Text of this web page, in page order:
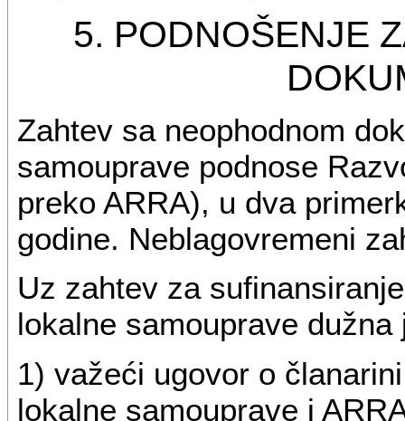
5. PODNOŠENJE
Zahtev sa neophodnom
samouprave podnose
preko ARRA), u dva
godine. Neblagovremeni
Uz zahtev za
lokalne samouprave dužna
1) važeći ugovor o
lokalne samouprave i